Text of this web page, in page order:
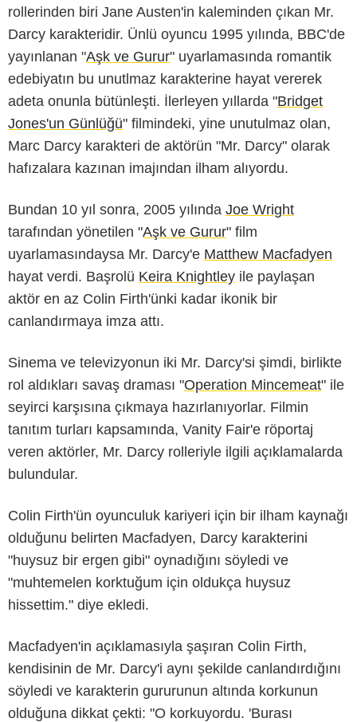
rollerinden biri Jane Austen'in kaleminden çıkan Mr.
Darcy karakteridir. Ünlü oyuncu 1995 yılında, BBC'de
yayınlanan "Aşk ve Gurur" uyarlamasında romantik
edebiyatın bu unutlmaz karakterine hayat vererek
adeta onunla bütünleşti. İlerleyen yıllarda "Bridget
Jones'un Günlüğü" filmindeki, yine unutulmaz olan,
Marc Darcy karakteri de aktörün "Mr. Darcy" olarak
hafızalara kazınan imajından ilham alıyordu.
Bundan 10 yıl sonra, 2005 yılında Joe Wright
tarafından yönetilen "Aşk ve Gurur" film
uyarlamasındaysa Mr. Darcy'e Matthew Macfadyen
hayat verdi. Başrolü Keira Knightley ile paylaşan
aktör en az Colin Firth'ünki kadar ikonik bir
canlandırmaya imza attı.
Sinema ve televizyonun iki Mr. Darcy'si şimdi, birlikte
rol aldıkları savaş draması "Operation Mincemeat" ile
seyirci karşısına çıkmaya hazırlanıyorlar. Filmin
tanıtım turları kapsamında, Vanity Fair'e röportaj
veren aktörler, Mr. Darcy rolleriyle ilgili açıklamalarda
bulundular.
Colin Firth'ün oyunculuk kariyeri için bir ilham kaynağı
olduğunu belirten Macfadyen, Darcy karakterini
"huysuz bir ergen gibi" oynadığını söyledi ve
"muhtemelen korktuğum için oldukça huysuz
hissettim." diye ekledi.
Macfadyen'in açıklamasıyla şaşıran Colin Firth,
kendisinin de Mr. Darcy'i aynı şekilde canlandırdığını
söyledi ve karakterin gururunun altında korkunun
olduğuna dikkat çekti: "O korkuyordu. 'Burası